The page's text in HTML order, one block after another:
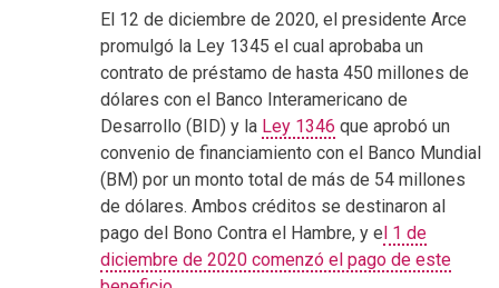
El 12 de diciembre de 2020, el presidente Arce
promulgó la Ley 1345 el cual aprobaba un
contrato de préstamo de hasta 450 millones de
dólares con el Banco Interamericano de
Desarrollo (BID) y la Ley 1346 que aprobó un
convenio de financiamiento con el Banco Mundial
(BM) por un monto total de más de 54 millones
de dólares. Ambos créditos se destinaron al
pago del Bono Contra el Hambre, y e l 1 de
diciembre de 2020 comenzó el pago de este